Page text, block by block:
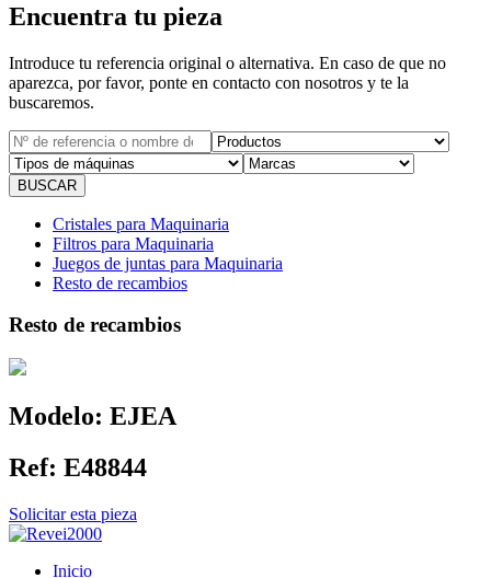
Encuentra tu pieza
Introduce tu referencia original o alternativa. En caso de que no
aparezca, por favor, ponte en contacto con nosotros y te la
buscaremos.
Cristales para Maquinaria
Filtros para Maquinaria
Juegos de juntas para Maquinaria
Resto de recambios
Resto de recambios
Modelo: EJEA
Ref: E48844
Solicitar esta pieza
Inicio